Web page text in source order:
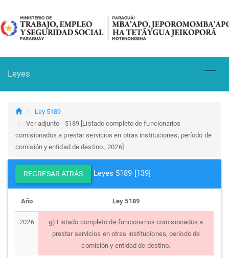
Leyes
Ley 5189
Ver adjunto - 5189 [ Listado completo de funcionarios
comisionados a prestar servicios en otras instituciones, período de
comisión y entidad de destino.,2026]
REGRESAR ATRÁS Leyes 5189 [139]
Año Ley 5189
2026
g) Listado completo de funcionarios comisionados a
prestar servicios en otras instituciones, período de
comisión y entidad de destino.